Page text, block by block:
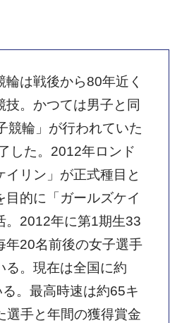
輪は戦後から80年近く
技。かつては男子と同
競輪」が行われていた
した。2012年ロンド
イリン」が正式種目と
目的に「ガールズケイ
。2012年に第1期生33
年20名前後の女子選手
る。現在は全国に約
。最高時速は約65キ
選手と年間の獲得賞金